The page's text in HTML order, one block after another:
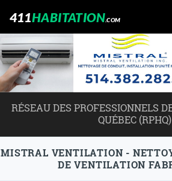
411HABITATION.COM
RÉSEAU DES PROFESSIONNELS
QUÉBEC (RPHQ)
MISTRAL VENTILATION -
DE VENTILATION